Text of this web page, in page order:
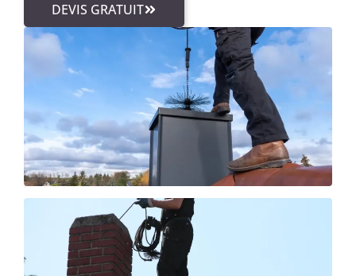
DEVIS GRATUIT